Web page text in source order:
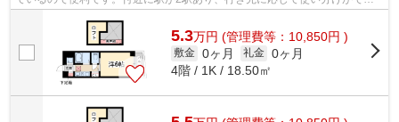
5.3万円 (管理費等：10,850円 )
敷金 0ヶ月 礼金 0ヶ月
4階 / 1K / 18.50㎡